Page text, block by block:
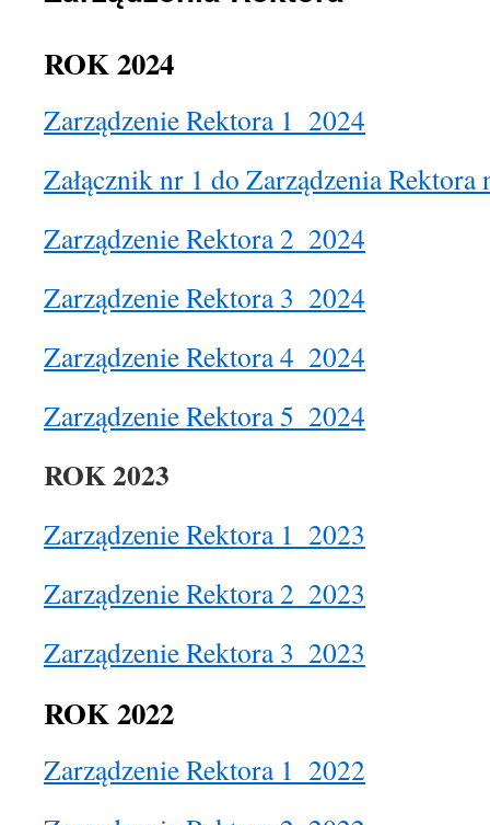
ROK 2024
Zarządzenie Rektora 1_2024
Załącznik nr 1 do Zarządzenia Rektora
Zarządzenie Rektora 2_2024
Zarządzenie Rektora 3_2024
Zarządzenie Rektora 4_2024
Zarządzenie Rektora 5_2024
ROK 2023
Zarządzenie Rektora 1_2023
Zarządzenie Rektora 2_2023
Zarządzenie Rektora 3_2023
ROK 2022
Zarządzenie Rektora 1_2022